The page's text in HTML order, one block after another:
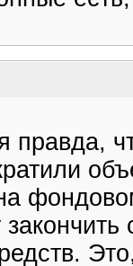
правда,